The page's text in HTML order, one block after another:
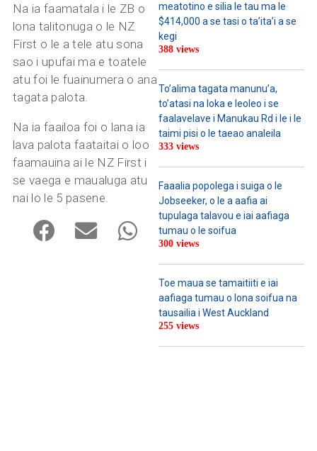
Na ia faamatala i le ZB o
lona talitonuga o le NZ
First o le a tele atu sona
sao i upufai ma e toatele
atu foi le fuainumera o ana
tagata palota.
Na ia faailoa foi o lana ia
lava palota faataitai o loo
faamauina ai le NZ First i
se vaega e maualuga atu
nai lo le 5 pasene.
meatotino e silia le tau ma le
$414,000 a se tasi o ta’ita’i a se
kegi
388 views
To’alima tagata manunu’a,
to’atasi na loka e leoleo i se
faalavelave i Manukau Rd i le i le
taimi pisi o le taeao analeila
333 views
Faaalia popolega i suiga o le
Jobseeker, o le a aafia ai
tupulaga talavou e iai aafiaga
tumau o le soifua
300 views
Toe maua se tamaitiiti e iai
aafiaga tumau o lona soifua na
tausailia i West Auckland
255 views